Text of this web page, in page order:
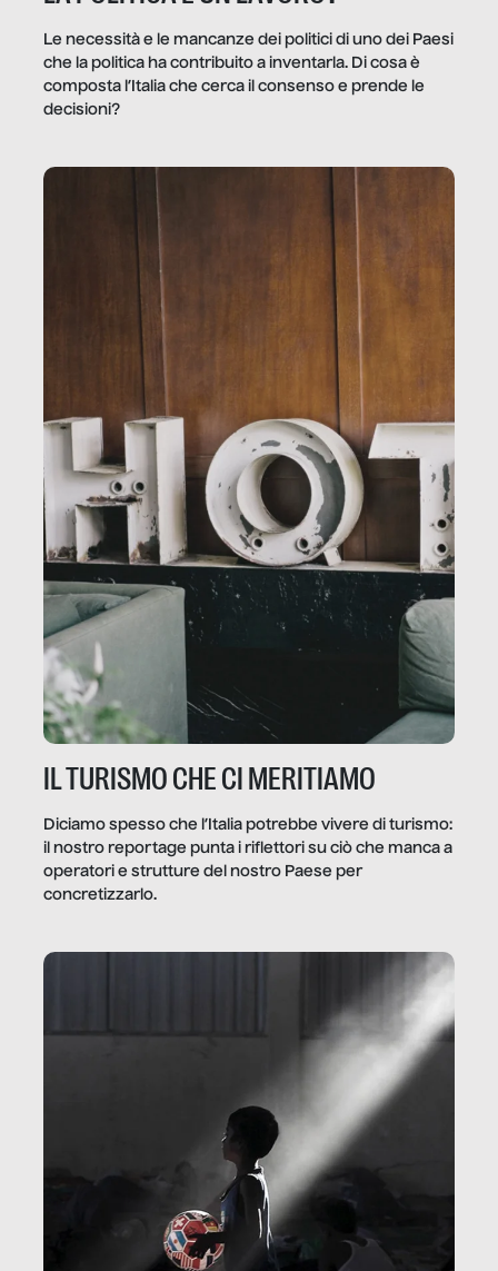
Le necessità e le mancanze dei politici di uno dei Paesi
che la politica ha contribuito a inventarla. Di cosa è
composta l’Italia che cerca il consenso e prende le
decisioni?
IL TURISMO CHE CI MERITIAMO
Diciamo spesso che l’Italia potrebbe vivere di turismo:
il nostro reportage punta i riflettori su ciò che manca a
operatori e strutture del nostro Paese per
concretizzarlo.